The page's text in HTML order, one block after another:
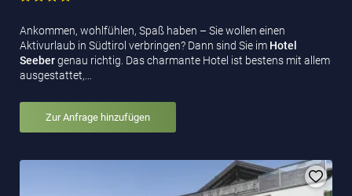
Ankommen, wohlfühlen, Spaß haben – Sie wollen einen
Aktivurlaub in Südtirol verbringen? Dann sind Sie im Hotel
Seebergenau richtig. Das charmante Hotel ist bestens mit allem
ausgestattet,…
Zur Anfrage hinzufügen